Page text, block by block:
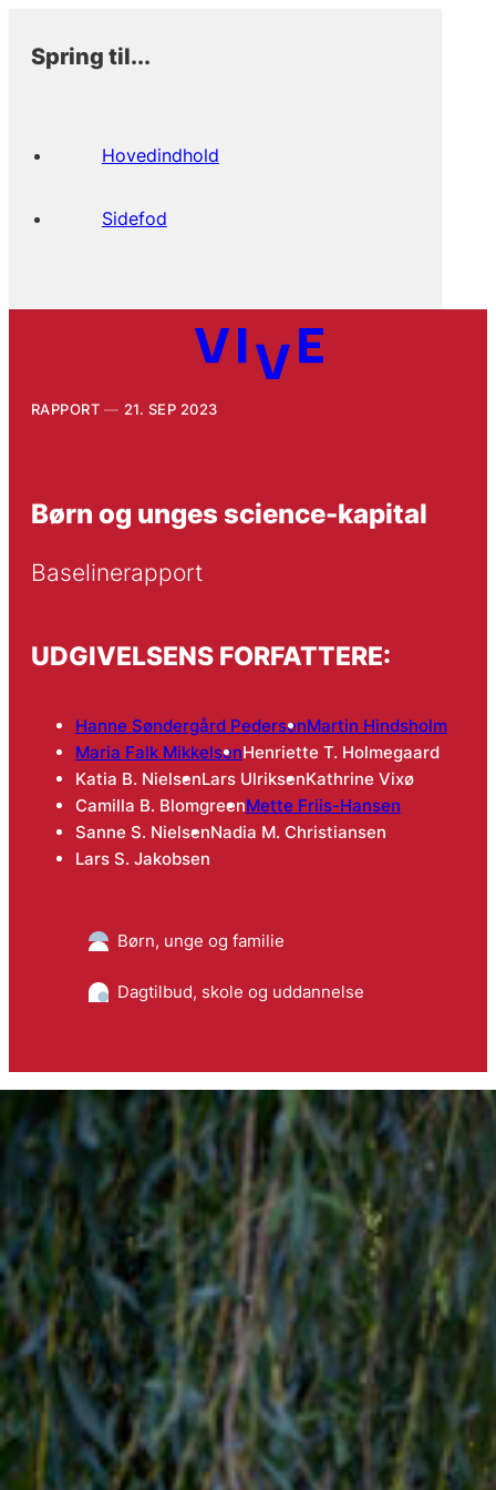
Spring til...
Hovedindhold
Sidefod
RAPPORT 21. SEP 2023
Børn og unges science-kapital
Baselinerapport
UDGIVELSENS FORFATTERE:
Hanne Søndergård PedersenMartin Hindsholm
Maria Falk MikkelsenHenriette T. Holmegaard
Katia B. NielsenLars UlriksenKathrine Vixø
Camilla B. BlomgreenMette Friis-Hansen
Sanne S. NielsenNadia M. Christiansen
Lars S. Jakobsen
Børn, unge og familie
Dagtilbud, skole og uddannelse